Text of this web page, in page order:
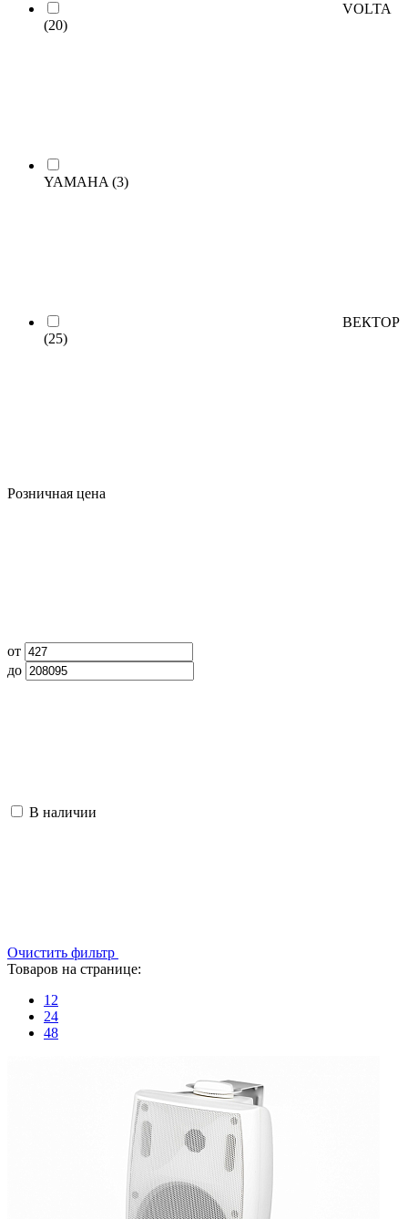
VOLTA
(20)
YAMAHA (3)
ВЕКТОР
(25)
Розничная цена
от
до
В наличии
Очистить фильтр
Товаров на странице:
12
24
48